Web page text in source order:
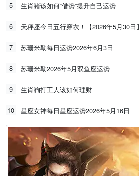
5 生肖猪该如何“借势”提升自己运势
6 天秤座今日五行穿衣！【2026年5月30日】
7 苏珊米勒每日运势2026年6月3日
8 苏珊米勒2026年5月双鱼座运势
9 生肖狗打工人该如何理财
10 星座女神每日星座运势2026年5月16日